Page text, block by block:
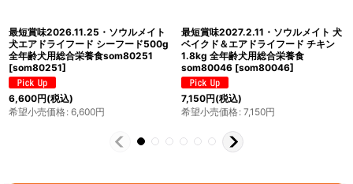
最短賞味2028.2.7・ソウルメイト 猫
エアドライフード チキン30g 全年齢
猫用総合栄養食som80305
[som80305]
550円(税込)
希望小売価格: 550円
最短賞味2027.3.11・ソウルメイト 犬
ベイクド＆エアドライフード レッドミ
ート1.8kg 全年齢犬用総合栄養食
som80015 [som80015]
7,150円(税込)
希望小売価格: 7,150円